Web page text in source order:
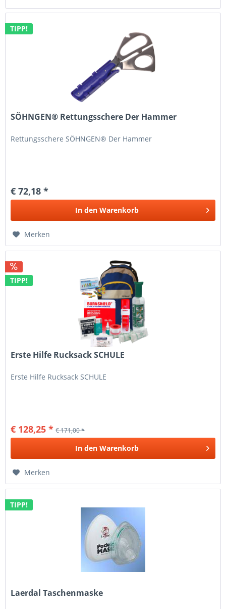
TIPP!
SÖHNGEN® Rettungsschere Der Hammer
Rettungsschere SÖHNGEN® Der Hammer
€ 72,18 *
In den Warenkorb
Merken
TIPP!
Erste Hilfe Rucksack SCHULE
Erste Hilfe Rucksack SCHULE
€ 128,25 * € 171,00 *
In den Warenkorb
Merken
TIPP!
Laerdal Taschenmaske